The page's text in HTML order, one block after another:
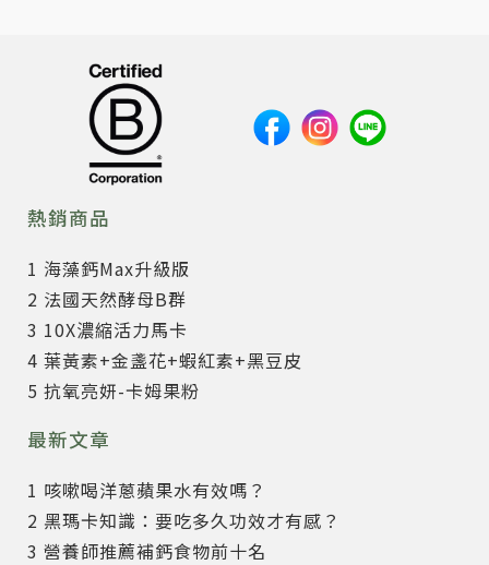
熱銷商品
1 海藻鈣Max升級版
2 法國天然酵母B群
3 10X濃縮活力馬卡
4 葉黃素+金盞花+蝦紅素+黑豆皮
5 抗氧亮妍-卡姆果粉
最新文章
1 咳嗽喝洋蔥蘋果水有效嗎？
2 黑瑪卡知識：要吃多久功效才有感？
3 營養師推薦補鈣食物前十名